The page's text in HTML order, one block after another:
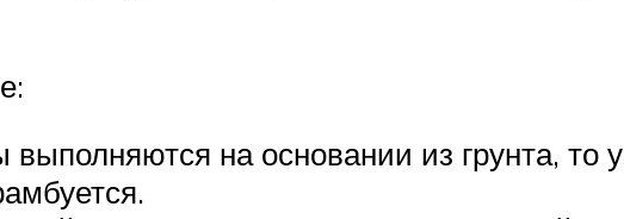
на основании из грунта, то